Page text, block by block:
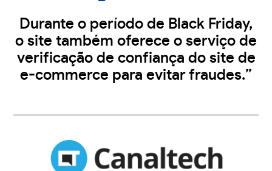
Durante o período de Black Friday,
o site também oferece o serviço de
verificação de confiança do site de
e-commerce para evitar fraudes.”